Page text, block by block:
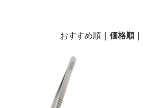
おすすめ順| 価格順|